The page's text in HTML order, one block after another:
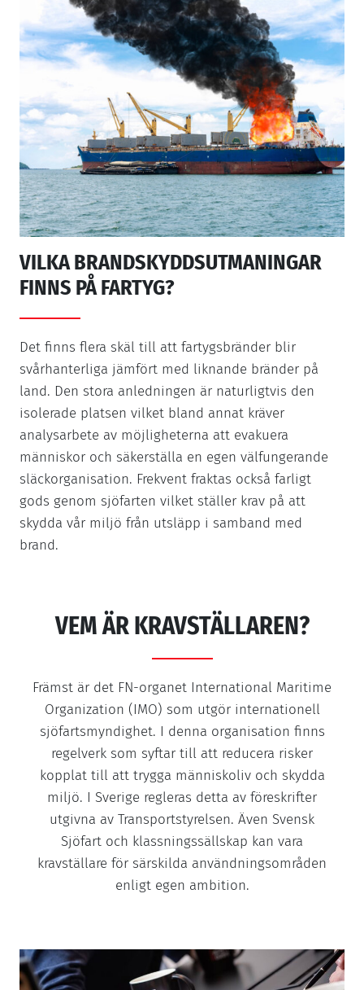
VILKA BRANDSKYDDSUTMANINGAR
FINNS PÅ FARTYG?
Det finns flera skäl till att fartygsbränder blir
svårhanterliga jämfört med liknande bränder på
land. Den stora anledningen är naturligtvis den
isolerade platsen vilket bland annat kräver
analysarbete av möjligheterna att evakuera
människor och säkerställa en egen välfungerande
släckorganisation. Frekvent fraktas också farligt
gods genom sjöfarten vilket ställer krav på att
skydda vår miljö från utsläpp i samband med
brand.
VEM ÄR KRAVSTÄLLAREN?
Främst är det FN-organet International Maritime
Organization (IMO) som utgör internationell
sjöfartsmyndighet. I denna organisation finns
regelverk som syftar till att reducera risker
kopplat till att trygga människoliv och skydda
miljö. I Sverige regleras detta av föreskrifter
utgivna av Transportstyrelsen. Även Svensk
Sjöfart och klassningssällskap kan vara
kravställare för särskilda användningsområden
enligt egen ambition.